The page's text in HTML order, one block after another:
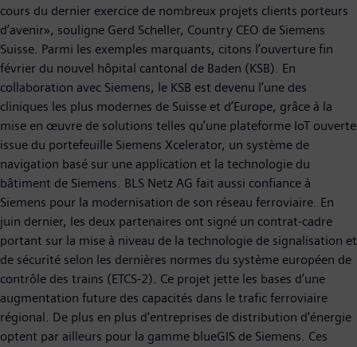
cours du dernier exercice de nombreux projets clients porteurs
d’avenir», souligne Gerd Scheller, Country CEO de Siemens
Suisse. Parmi les exemples marquants, citons l’ouverture fin
février du nouvel hôpital cantonal de Baden (KSB). En
collaboration avec Siemens, le KSB est devenu l’une des
cliniques les plus modernes de Suisse et d’Europe, grâce à la
mise en œuvre de solutions telles qu’une plateforme IoT ouverte
issue du portefeuille Siemens Xcelerator, un système de
navigation basé sur une application et la technologie du
bâtiment de Siemens. BLS Netz AG fait aussi confiance à
Siemens pour la modernisation de son réseau ferroviaire. En
juin dernier, les deux partenaires ont signé un contrat-cadre
portant sur la mise à niveau de la technologie de signalisation et
de sécurité selon les dernières normes du système européen de
contrôle des trains (ETCS-2). Ce projet jette les bases d’une
augmentation future des capacités dans le trafic ferroviaire
régional. De plus en plus d'entreprises de distribution d'énergie
optent par ailleurs pour la gamme blueGIS de Siemens. Ces